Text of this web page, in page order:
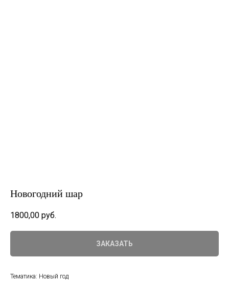
Новогодний шар
1800,00 руб.
ЗАКАЗАТЬ
Тематика: Новый год